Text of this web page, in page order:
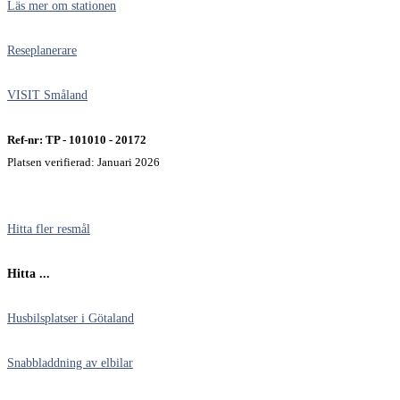
Läs mer om stationen
Reseplanerare
VISIT Småland
Ref-nr: TP - 101010 - 20172
Platsen verifierad: Januari 2026
Hitta fler resmål
Hitta ...
Husbilsplatser i Götaland
Snabbladdning av elbilar